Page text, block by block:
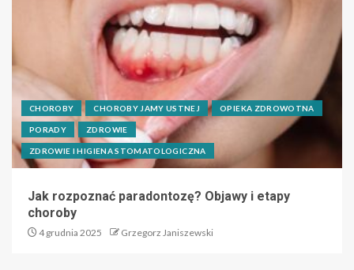
CHOROBY CHOROBY JAMY USTNEJ OPIEKA ZDROWOTNA
PORADY ZDROWIE
ZDROWIE I HIGIENA STOMATOLOGICZNA
Jak rozpoznać paradontozę? Objawy i etapy
choroby
4 grudnia 2025 Grzegorz Janiszewski